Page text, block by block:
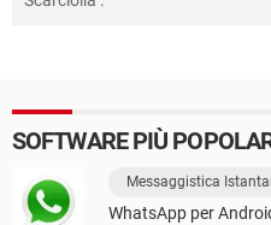
SOFTWARE PIÙ
Messaggistica
WhatsApp per